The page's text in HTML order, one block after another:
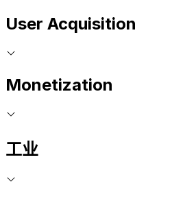
User Acquisition
Monetization
工业